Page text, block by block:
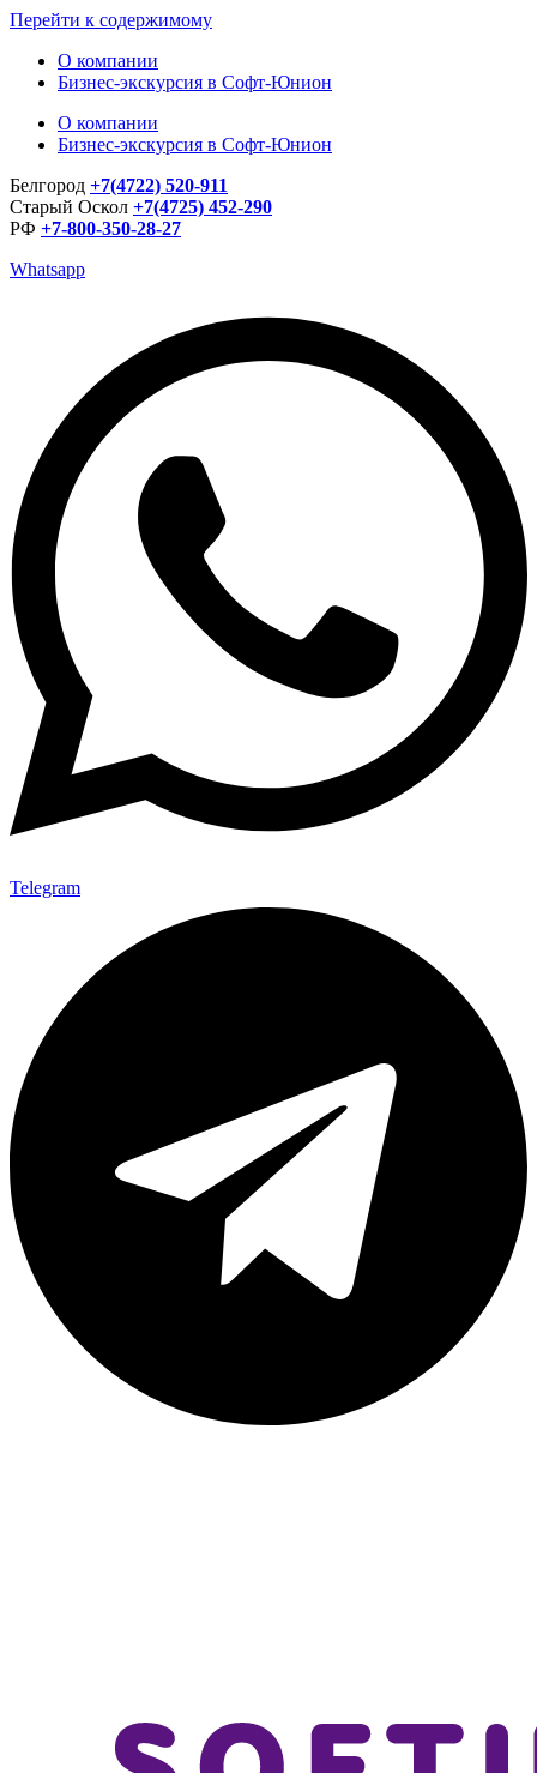
Перейти к содержимому
О компании
Бизнес-экскурсия в Софт-Юнион
О компании
Бизнес-экскурсия в Софт-Юнион
Белгород +7(4722) 520-911
Старый Оскол +7(4725) 452-290
РФ +7-800-350-28-27
Whatsapp
Telegram